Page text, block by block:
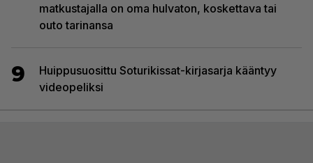
matkustajalla on oma hulvaton, koskettava tai
outo tarinansa
9
Huippusuosittu Soturikissat-kirjasarja kääntyy
videopeliksi